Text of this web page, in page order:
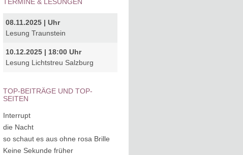
08.11.2025 | Uhr
Lesung Traunstein
10.12.2025 | 18:00 Uhr
Lesung Lichtstreu Salzburg
TOP-BEITRÄGE UND TOP-
SEITEN
Interrupt
die Nacht
so schaut es aus ohne rosa Brille
Keine Sekunde früher